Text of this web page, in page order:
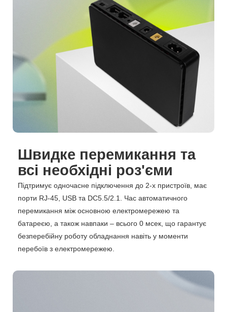
Швидке перемикання та
всі необхідні роз'єми
Підтримує одночасне підключення до 2-х пристроїв, має
порти RJ-45, USB та DC5.5/2.1. Час автоматичного
перемикання між основною електромережею та
батареєю, а також навпаки – всього 0 мсек, що гарантує
безперебійну роботу обладнання навіть у моменти
перебоїв з електромережею.